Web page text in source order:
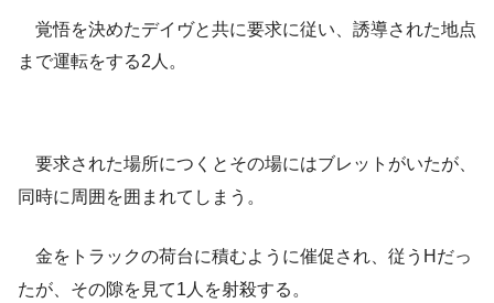
覚悟を決めたデイヴと共に要求に従い、誘導された地点
まで運転をする2人。
要求された場所につくとその場にはブレットがいたが、
同時に周囲を囲まれてしまう。
金をトラックの荷台に積むように催促され、従うHだっ
たが、その隙を見て1人を射殺する。